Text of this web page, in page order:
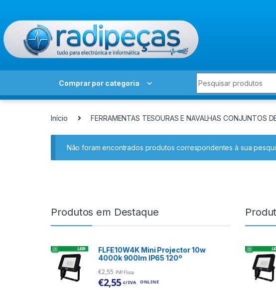
Comprar por categoria
Início FERRAMENTAS TESOURAS E NAVALHAS CONJUNTOS
Não foram encontrados produtos correspondentes à sua
Produtos em Destaque
FLFE10W4K Mini Projector 10w
4000k 900lm IP65 120º
€2,55 PVP Física
€2,55 c/ IVA ONLINE